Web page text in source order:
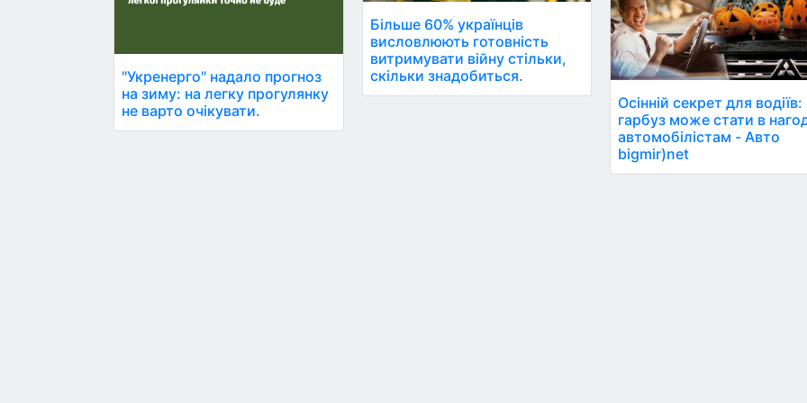
"Укренерго" надало прогноз
на зиму: на легку прогулянку
не варто очікувати.
Більше 60% українців
висловлюють готовність
витримувати війну стільки,
скільки знадобиться.
Осінній секрет для водіїв:
гарбуз може стати в
автомобілістам - Авто
bigmir)net